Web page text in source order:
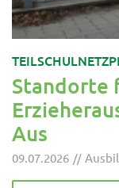
Standorte
Aus
09.07.2026